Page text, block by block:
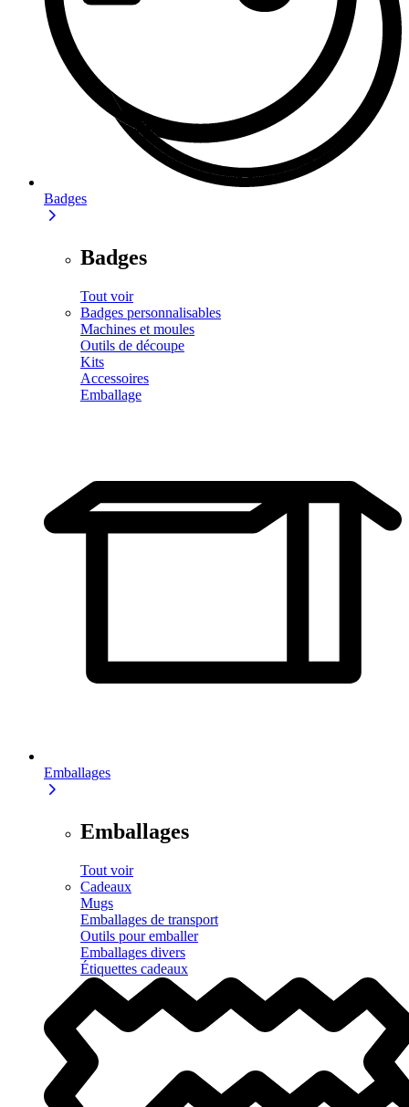
Badges
Badges
Tout voir
Badges personnalisables
Machines et moules
Outils de découpe
Kits
Accessoires
Emballage
Emballages
Emballages
Tout voir
Cadeaux
Mugs
Emballages de transport
Outils pour emballer
Emballages divers
Étiquettes cadeaux